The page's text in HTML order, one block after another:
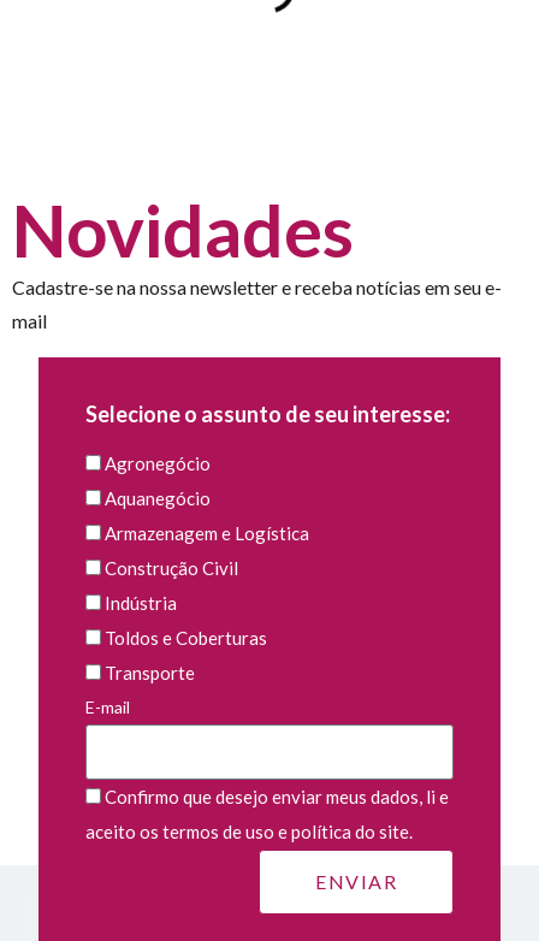
Novidades
Cadastre-se na nossa newsletter e receba notícias em seu e-
mail
Selecione o assunto de seu interesse:
Agronegócio
Aquanegócio
Armazenagem e Logística
Construção Civil
Indústria
Toldos e Coberturas
Transporte
E-mail
Confirmo que desejo enviar meus dados, li e
aceito os termos de uso e política do site.